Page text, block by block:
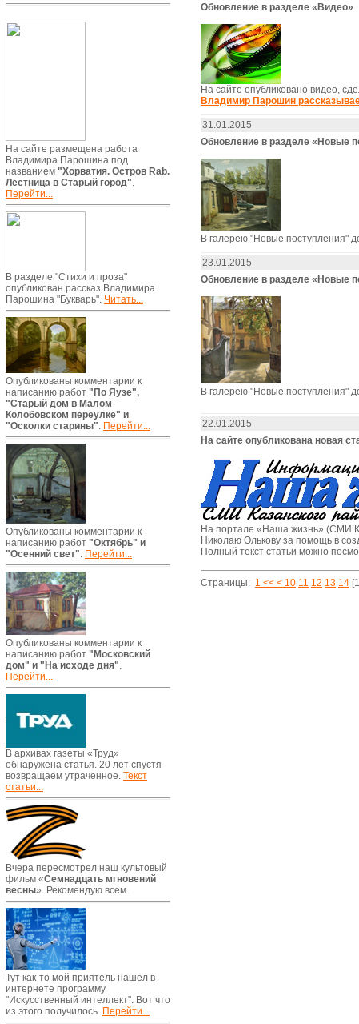
На сайте размещена работа
Владимира Парошина под
названием "Хорватия. Остров Rab.
Лестница в Старый город".
Перейти...
В разделе "Стихи и проза"
опубликован рассказ Владимира
Парошина "Букварь". Читать...
Опубликованы комментарии к
написанию работ "По Яузе",
"Старый дом в Малом
Колобовском переулке" и
"Осколки старины". Перейти...
Опубликованы комментарии к
написанию работ "Октябрь" и
"Осенний свет". Перейти...
Опубликованы комментарии к
написанию работ "Московский
дом" и "На исходе дня".
Перейти...
В архивах газеты «Труд»
обнаружена статья. 20 лет спустя
возвращаем утраченное. Текст
статьи...
Вчера пересмотрел наш культовый
фильм «Семнадцать мгновений
весны». Рекомендую всем.
Тут как-то мой приятель нашёл в
интернете программу
"Искусственный интеллект". Вот что
из этого получилось. Перейти...
Обновление в разделе «Видео»
На сайте опубликовано видео,
Владимир Парошин
31.01.2015
Обновление в разделе «Новые
В галерею "Новые поступления"
23.01.2015
Обновление в разделе «Новые
В галерею "Новые поступления"
22.01.2015
На сайте опубликована новая
На портале «Наша жизнь» (СМИ
Николаю Олькову за помощь в
Полный текст статьи можно
Страницы: 1 << < 10 11 12 13 14